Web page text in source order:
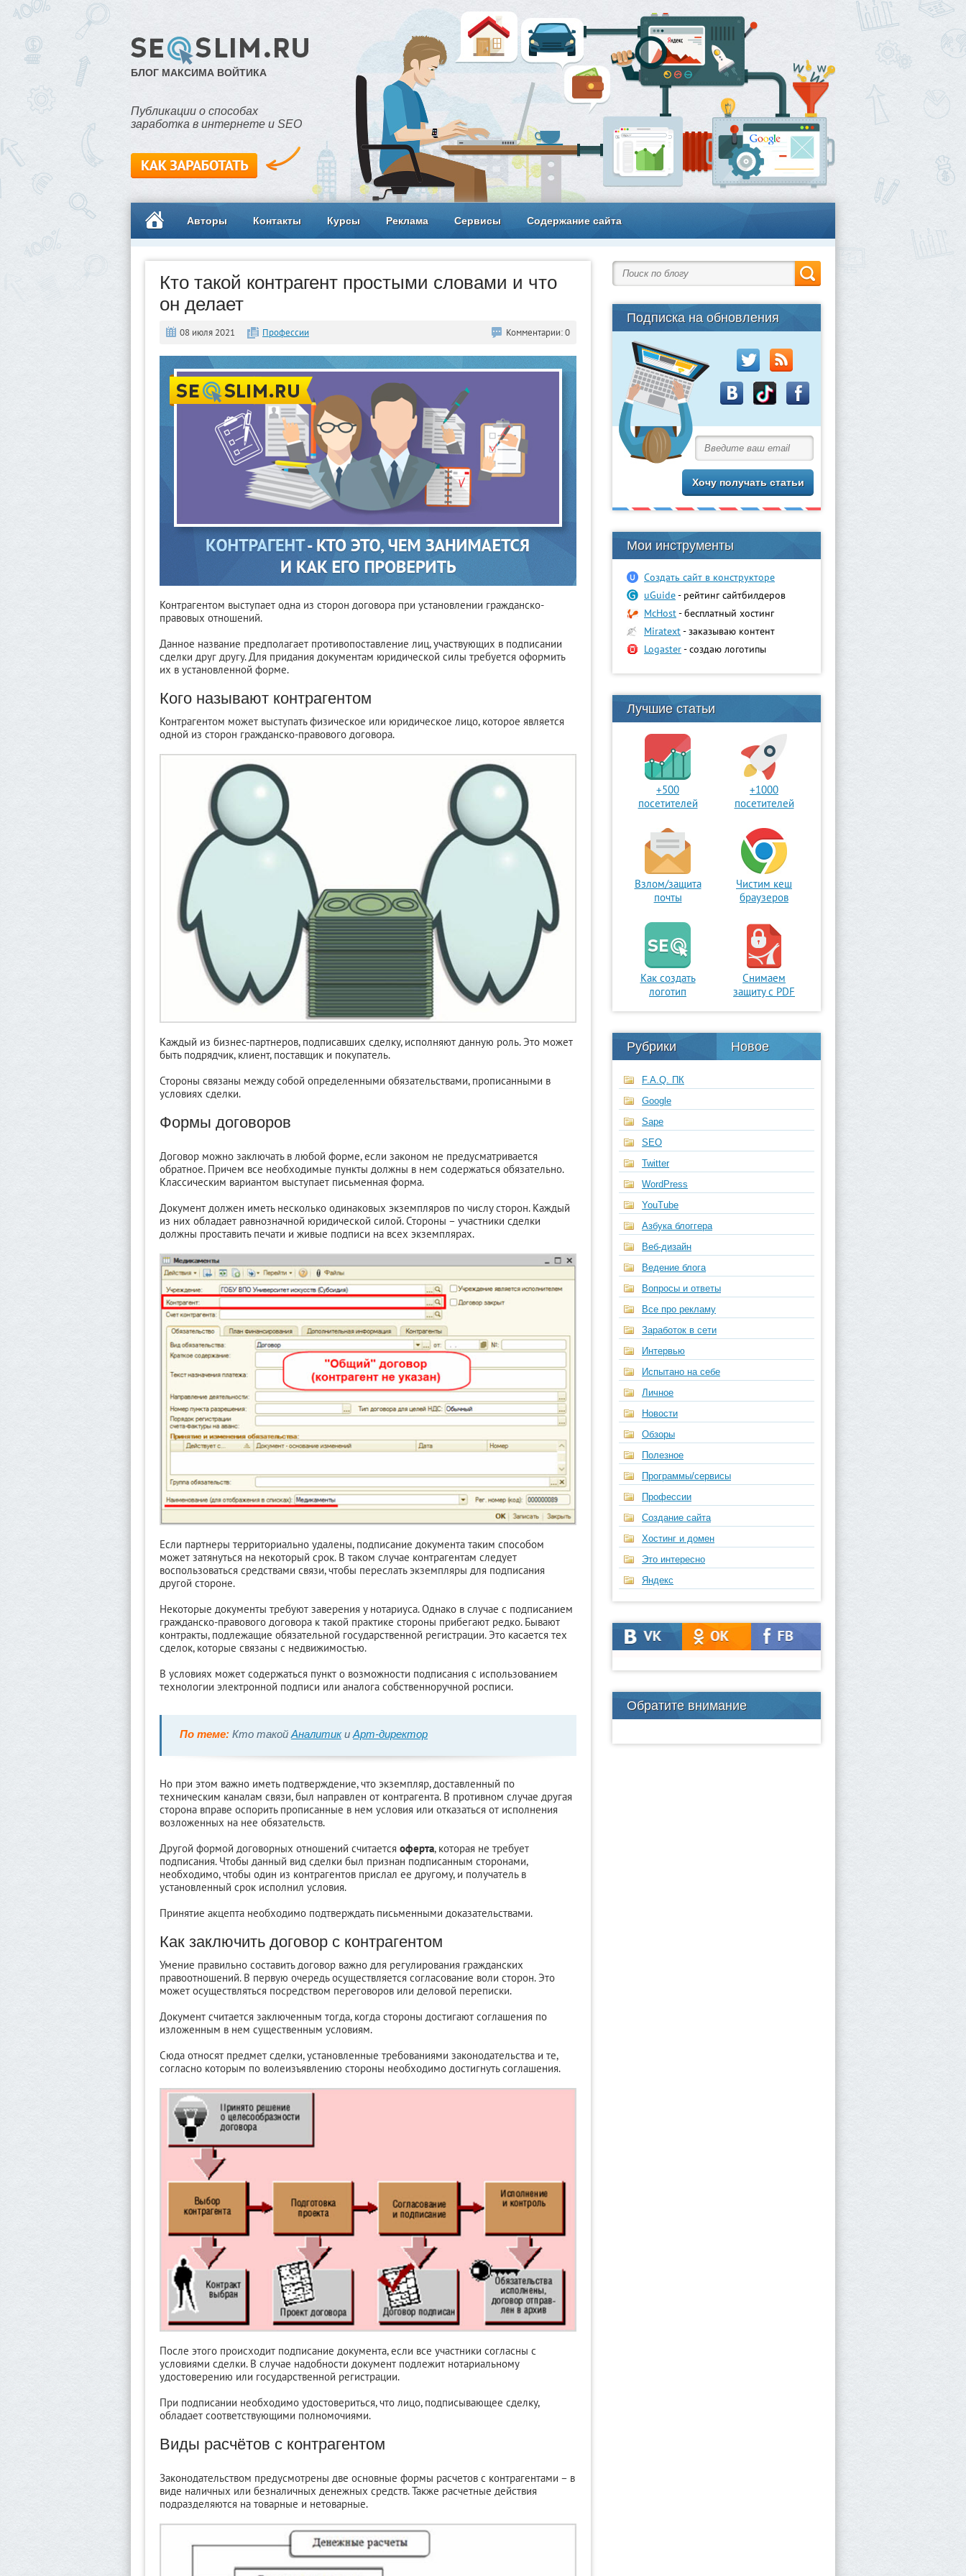
БЛОГ МАКСИМА ВОЙТИКА
Публикации о способах
заработка в интернете и SEO
Авторы Контакты Курсы Реклама Сервисы Содержание сайта
Кто такой контрагент простыми словами и что
он делает
08 июля 2021 Профессии Комментарии: 0
Контрагентом выступает одна из сторон договора при установлении гражданско-
правовых отношений.
Данное название предполагает противопоставление лиц, участвующих в подписании
сделки друг другу.Для придания документам юридической силы требуется оформить
их в установленной форме.
Кого называют контрагентом
Контрагентом может выступать физическое или юридическое лицо, которое является
одной из сторон гражданско-правового договора.
Каждый из бизнес-партнеров, подписавших сделку, исполняют данную роль. Это может
быть подрядчик, клиент, поставщик и покупатель.
Стороны связаны между собой определенными обязательствами, прописанными в
условиях сделки.
Формы договоров
Договор можно заключать в любой форме, если законом не предусматривается
обратное. Причем все необходимые пункты должны в нем содержаться обязательно.
Классическим вариантом выступает письменная форма.
Документ должен иметь несколько одинаковых экземпляров по числу сторон. Каждый
из них обладает равнозначной юридической силой. Стороны – участники сделки
должны проставить печати и живые подписи на всех экземплярах.
Если партнеры территориально удалены, подписание документа таким способом
может затянуться на некоторый срок. В таком случае контрагентам следует
воспользоваться средствами связи, чтобы переслать экземпляры для подписания
другой стороне.
Некоторые документы требуют заверения у нотариуса. Однако в случае с подписанием
гражданско-правового договора к такой практике стороны прибегают редко. Бывают
контракты, подлежащие обязательной государственной регистрации. Это касается тех
сделок, которые связаны с недвижимостью.
В условиях может содержаться пункт о возможности подписания с использованием
технологии электронной подписи или аналога собственноручной росписи.
По теме: Кто такой Аналитики Арт-директор
Но при этом важно иметь подтверждение, что экземпляр, доставленный по
техническим каналам связи, был направлен от контрагента. В противном случае другая
сторона вправе оспорить прописанные в нем условия или отказаться от исполнения
возложенных на нее обязательств.
Другой формой договорных отношений считается оферта, которая не требует
подписания. Чтобы данный вид сделки был признан подписанным сторонами,
необходимо, чтобы один из контрагентов прислал ее другому, и получатель в
установленный срок исполнил условия.
Принятие акцепта необходимо подтверждать письменными доказательствами.
Как заключить договор с контрагентом
Умение правильно составить договор важно для регулирования гражданских
правоотношений. В первую очередь осуществляется согласование воли сторон. Это
может осуществляться посредством переговоров или деловой переписки.
Документ считается заключенным тогда, когда стороны достигают соглашения по
изложенным в нем существенным условиям.
Сюда относят предмет сделки, установленные требованиями законодательства и те,
согласно которым по волеизъявлению стороны необходимо достигнуть соглашения.
После этого происходит подписание документа, если все участники согласны с
условиями сделки. В случае надобности документ подлежит нотариальному
удостоверению или государственной регистрации.
При подписании необходимо удостовериться, что лицо, подписывающее сделку,
обладает соответствующими полномочиями.
Виды расчётов с контрагентом
Законодательством предусмотрены две основные формы расчетов с контрагентами – в
виде наличных или безналичных денежных средств. Также расчетные действия
подразделяются на товарные и нетоварные.
Подписка на обновления
Мои инструменты
Создать сайт в конструкторе
uGuidе- рейтинг сайтбилдеров
McHost- бесплатный хостинг
Miratext- заказываю контент
Logaster- создаю логотипы
Лучшие статьи
+500
посетителей
+1000
посетителей
Взлом/защита
почты
Чистим кеш
браузеров
Как создать
логотип
Снимаем
защиту с PDF
Рубрики Новое
F.A.Q. ПК
Google
Sape
SEO
Twitter
WordPress
YouTube
Азбука блоггера
Веб-дизайн
Ведение блога
Вопросы и ответы
Все про рекламу
Заработок в сети
Интервью
Испытано на себе
Личное
Новости
Обзоры
Полезное
Программы/сервисы
Профессии
Создание сайта
Хостинг и домен
Это интересно
Яндекс
Обратите внимание